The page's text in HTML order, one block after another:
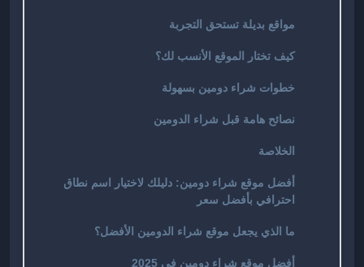
مواقع بديلة تستحق التجربة
كيف تختار الموقع الأنسب لك؟
خطوات شراء دومين بسهولة
نصائح هامة قبل شراء الدومين
الخلاصة
أفضل موقع شراء دومين: دليلك لاختيار اسم نطاق
احترافي بأفضل سعر
ما الذي يجعل موقع شراء الدومين الأفضل؟
أفضل موقع شراء دومين في 2025